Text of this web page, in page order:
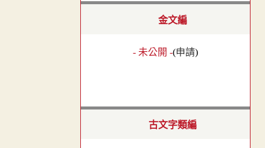
金文編
- 未公開 -(申請)
古文字類編